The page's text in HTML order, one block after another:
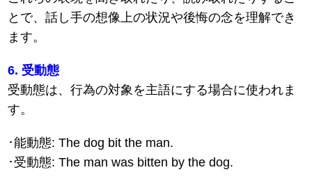
とで、話し手の想像上の状況や後悔の念を理解でき
ます。
6. 受動態
受動態は、行為の対象を主語にする場合に使われま
す。
･能動態: The dog bit the man.
･受動態: The man was bitten by the dog.